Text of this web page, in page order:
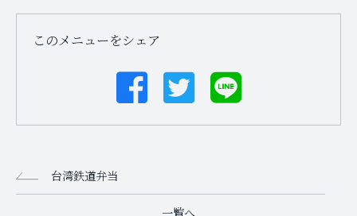
このメニューをシェア
台湾鉄道弁当